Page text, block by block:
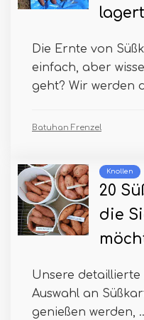
lagert
Die Ernte von
einfach, aber
geht? Wir werden
Batuhan Frenzel
Knollen
20
die
Unsere
Auswahl an
genießen werden,